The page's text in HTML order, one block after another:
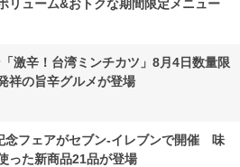
リューム&おトクな期間限定メニュー
激辛！台湾ミンチカツ」8月4日数量限
祥の旨辛グルメが登場
念フェアがセブン-イレブンで開催 味
った新商品21品が登場